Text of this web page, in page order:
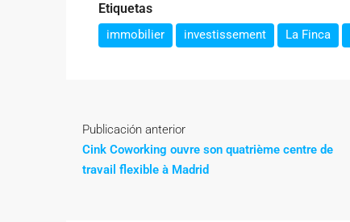
Etiquetas
immobilier investissement La Finca
Publicación anterior
Cink Coworking ouvre son quatrième centre de
travail flexible à Madrid